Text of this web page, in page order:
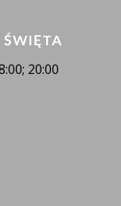
ŚWIĘTA
20:00